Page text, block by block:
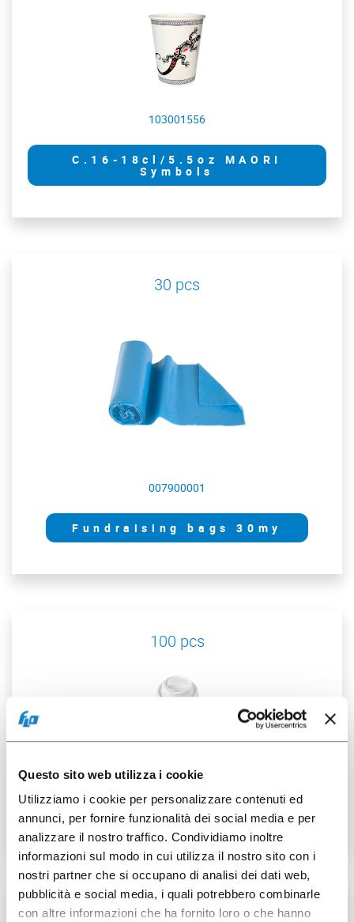
Questo sito web utilizza i cookie
Utilizziamo i cookie per personalizzare contenuti ed
annunci, per fornire funzionalità dei social media e per
analizzare il nostro traffico. Condividiamo inoltre
informazioni sul modo in cui utilizza il nostro sito con i
nostri partner che si occupano di analisi dei dati web,
pubblicità e social media, i quali potrebbero combinarle
con altre informazioni che ha fornito loro o che hanno
103001556
C.16-18cl/5.5oz MAORI
Symbols
30 pcs
007900001
Fundraising bags 30my
100 pcs
G.5.5/7oz
50 pcs